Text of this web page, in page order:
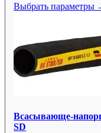
Выбрать параметры
Всасывающе-
SD